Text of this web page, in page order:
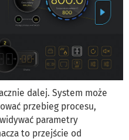
dalej. System może
przebieg procesu,
parametry
to przejście od